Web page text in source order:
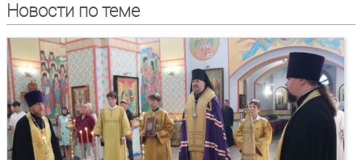
Новости по теме